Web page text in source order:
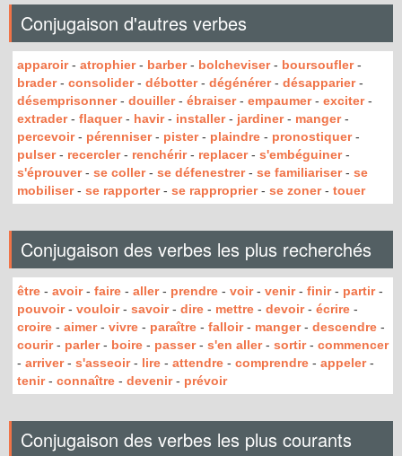
Conjugaison d'autres verbes
apparoir- atrophier- barber- bolcheviser- boursoufler-
brader- consolider- débotter- dégénérer- désapparier-
désemprisonner- douiller- ébraiser- empaumer- exciter-
extrader- flaquer- havir- installer- jardiner- manger-
percevoir- pérenniser- pister- plaindre - pronostiquer-
pulser- recercler- renchérir- replacer- s'embéguiner-
s'éprouver- se coller- se défenestrer- se familiariser- se
mobiliser- se rapporter- se rapproprier- se zoner- touer
Conjugaison des verbes les plus recherchés
être - avoir- faire - aller- prendre - voir- venir- finir- partir-
pouvoir- vouloir- savoir- dire - mettre - devoir- écrire -
croire - aimer- vivre - paraître - falloir- manger- descendre -
courir- parler- boire - passer- s'en aller- sortir- commencer
- arriver- s'asseoir- lire - attendre - comprendre - appeler-
tenir- connaître - devenir- prévoir
Conjugaison des verbes les plus courants